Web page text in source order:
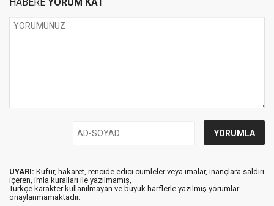
UYARI: Küfür, hakaret, rencide edici cümleler veya imalar, inançlara saldırı
içeren, imla kuralları ile yazılmamış,
Türkçe karakter kullanılmayan ve büyük harflerle yazılmış yorumlar
onaylanmamaktadır.